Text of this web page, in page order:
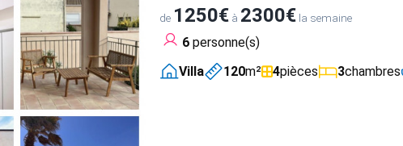
de 1250€à 2300€la semaine
6personne(s)
Villa
120m² 4pièces 3chambres